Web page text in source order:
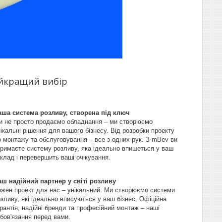
вибір
система розливу, створена під ключ
не просто продаємо обладнання – ми створюємо
рішення для вашого бізнесу. Від розробки проекту
монтажу та обслуговування – все з одних рук. З mBev ви
систему розливу, яка ідеально впишеться у ваш
і перевершить ваші очікування.
надійний партнер у світі розливу
проект для нас – унікальний. Ми створюємо системи
які ідеально вписуються у ваш бізнес. Офіційна
надійні бренди та професійний монтаж – наші
перед вами.